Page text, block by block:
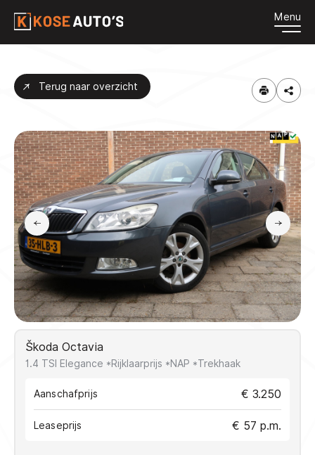
Menu
HOME
DIENSTEN
OVER ONS
CONTACT
VACATURES
VERKOCHT
Contact
Terug naar overzicht
Škoda Octavia
1.4 TSI Elegance *Rijklaarprijs *NAP *Trekhaak
Aanschafprijs € 3.250
Leaseprijs € 57 p.m.